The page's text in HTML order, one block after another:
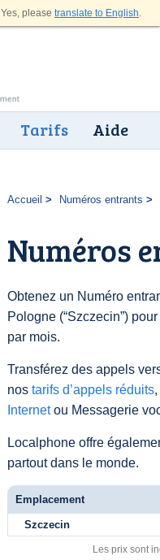
Yes, please translate to English.
Tarifs Aide
Accueil Numéros entrants
Numéros
Obtenez un Numéro
Pologne (“Szczecin”)
par mois.
Transférez des appels
nos tarifs d’appels réduits
Internetou Messagerie
Localphone offre
partout dans le monde.
Emplacement
Szczecin
Les prix sont